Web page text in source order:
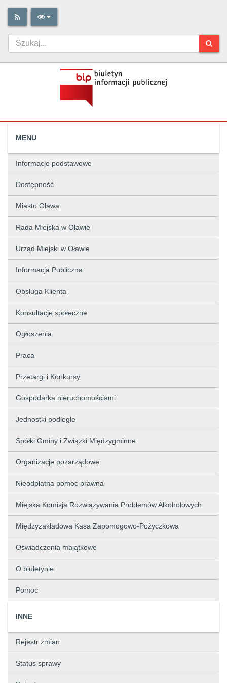
MENU
Informacje podstawowe
Dostępność
Miasto Oława
Rada Miejska w Oławie
Urząd Miejski w Oławie
Informacja Publiczna
Obsługa Klienta
Konsultacje społeczne
Ogłoszenia
Praca
Przetargi i Konkursy
Gospodarka nieruchomościami
Jednostki podległe
Spółki Gminy i Związki Międzygminne
Organizacje pozarządowe
Nieodpłatna pomoc prawna
Miejska Komisja Rozwiązywania Problemów Alkoholowych
Międzyzakładowa Kasa Zapomogowo-Pożyczkowa
Oświadczenia majątkowe
O biuletynie
Pomoc
INNE
Rejestr zmian
Status sprawy